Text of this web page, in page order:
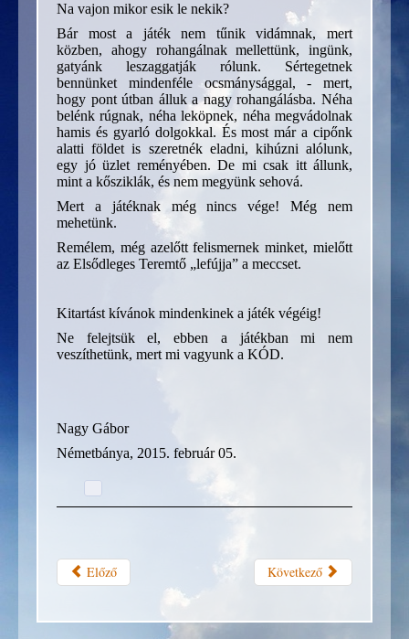
Na vajon mikor esik le nekik?
Bár most a játék nem tűnik vidámnak, mert
közben, ahogy rohangálnak mellettünk, ingünk,
gatyánk leszaggatják rólunk. Sértegetnek
bennünket mindenféle ocsmánysággal, - mert,
hogy pont útban álluk a nagy rohangálásba. Néha
belénk rúgnak, néha leköpnek, néha megvádolnak
hamis és gyarló dolgokkal. És most már a cipőnk
alatti földet is szeretnék eladni, kihúzni alólunk,
egy jó üzlet reményében. De mi csak itt állunk,
mint a kősziklák, és nem megyünk sehová.
Mert a játéknak még nincs vége! Még nem
mehetünk.
Remélem, még azelőtt felismernek minket, mielőtt
az Elsődleges Teremtő „lefújja” a meccset.
Kitartást kívánok mindenkinek a játék végéig!
Ne felejtsük el, ebben a játékban mi nem
veszíthetünk, mert mi vagyunk a KÓD.
Nagy Gábor
Németbánya, 2015. február 05.
Előző Következő